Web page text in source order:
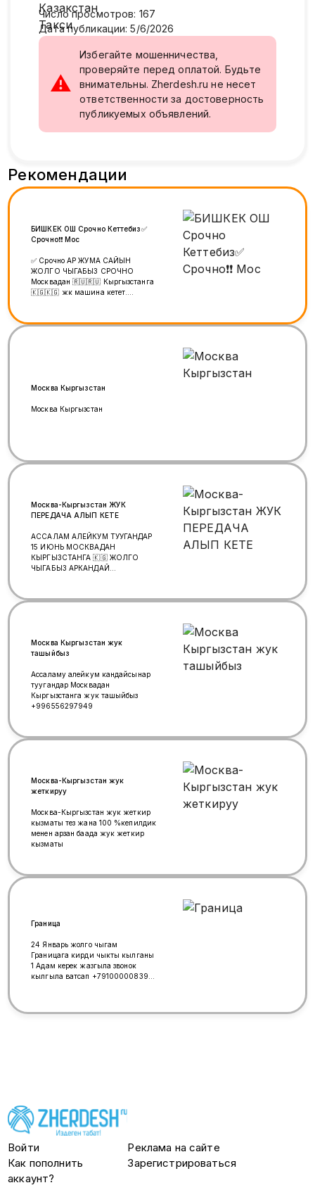
Число просмотров: 167
Дата публикации: 5/6/2026
⚠
Избегайте мошенничества,
проверяйте перед оплатой. Будьте
внимательны. Zherdesh.ru не несет
ответственности за достоверность
публикуемых объявлений.
Рекомендации
БИШКЕК ОШ Срочно Кеттебиз✅
Срочно❗❗ Мос
✅ Срочно АР ЖУМА САЙЫН
ЖОЛГО ЧЫГАБЫЗ СРОЧНО
Москвадан 🇷🇺🇷🇺 Кыргызстанга
🇰🇬🇰🇬 жүк машина кетет.
САЙЫН жолго Чыгат Бизде толка
Москва Кыргызстан
Москва Кыргызстан
Москва-Кыргызстан ЖУК
ПЕРЕДАЧА АЛЫП КЕТЕ
АССАЛАМ АЛЕЙКУМ ТУУГАНДАР
15 ИЮНЬ МОСКВАДАН
КЫРГЫЗСТАНГА 🇰🇬 ЖОЛГО
ЧЫГАБЫЗ АРКАНДАЙ
АРЗАН БААДА уйдон алып кетебиз
Москва Кыргызстан жук
ташыйбыз
Ассаламу алейкум кандайсынар
туугандар Москвадан
Кыргызстанга жук ташыйбыз
+996556297949
Москва-Кыргызстан жук
жеткируу
Москва-Кыргызстан жук жеткирүү
кызматы тез жана 100 %кепилдик
менен арзан баада жук жеткирүү
кызматы
Граница
24 Январь жолго чыгам
Границага кирди чыкты кылганы
1 Адам керек жазгыла звонок
кылгыла ватсап +79100000839
Войти
Реклама на сайте
Как пополнить
аккаунт?
Зарегистрироваться